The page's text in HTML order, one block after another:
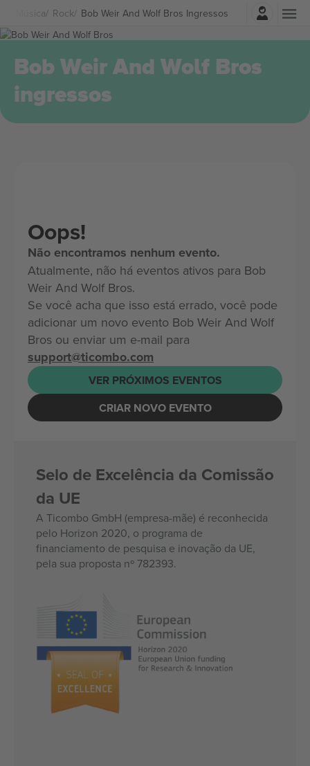
Música Rock Bob Weir And Wolf Bros Ingressos
Entrar
Bob Weir And Wolf Bros
ingressos
Oops!
Não encontramos nenhum evento.
Atualmente, não há eventos ativos para Bob
Weir And Wolf Bros.
Se você acha que isso está errado, você pode
adicionar um novo evento Bob Weir And Wolf
Bros ou enviar um e-mail para
support@ticombo.com
VER PRÓXIMOS EVENTOS
CRIAR NOVO EVENTO
Selo de Excelência da Comissão
da UE
A Ticombo GmbH (empresa-mãe) é reconhecida
pelo Horizon 2020, o programa de
financiamento de pesquisa e inovação da UE,
pela sua proposta nº 782393.